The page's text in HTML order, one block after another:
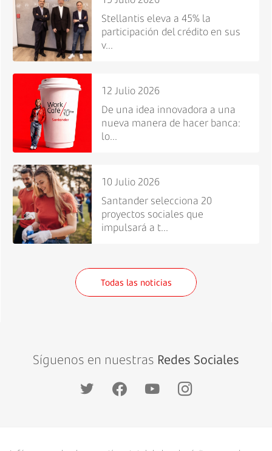
Stellantis eleva a 45% la
participación del crédito en sus
v...
12 Julio 2026
De una idea innovadora a una
nueva manera de hacer banca:
lo...
10 Julio 2026
Santander selecciona 20
proyectos sociales que
impulsará a t...
Todas las noticias
Síguenos en nuestras Redes Sociales